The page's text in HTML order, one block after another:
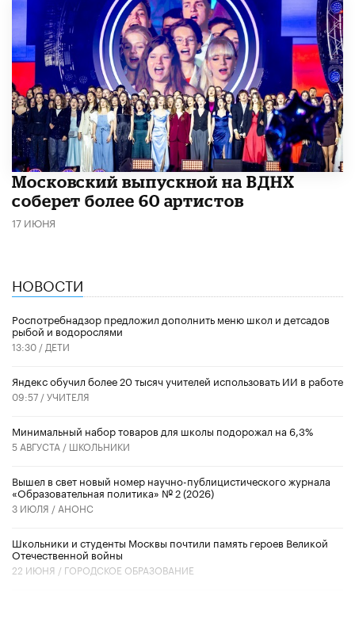
Московский выпускной на ВДНХ
соберет более 60 артистов
17 ИЮНЯ
НОВОСТИ
Роспотребнадзор предложил дополнить меню школ и детсадов
рыбой и водорослями
13:30 / ДЕТИ
​Яндекс обучил более 20 тысяч учителей использовать ИИ в работе
09:57 /УЧИТЕЛЯ
Минимальный набор товаров для школы подорожал на 6,3%
5 АВГУСТА / ШКОЛЬНИКИ
Вышел в свет новый номер научно-публицистического журнала
«Образовательная политика» № 2 (2026)
3 ИЮЛЯ / АНОНС
Школьники и студенты Москвы почтили память героев Великой
Отечественной войны
22 ИЮНЯ / ГОРОДСКОЕ ОБРАЗОВАНИЕ